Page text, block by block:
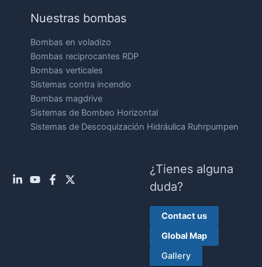
Nuestras bombas
Bombas en voladizo
Bombas reciprocantes RDP
Bombas verticales
Sistemas contra incendio
Bombas magdrive
Sistemas de Bombeo Horizontal
Sistemas de Descoquización Hidráulica Ruhrpumpen
¿Tienes alguna
duda?
Contact us
Global Map
Gallery